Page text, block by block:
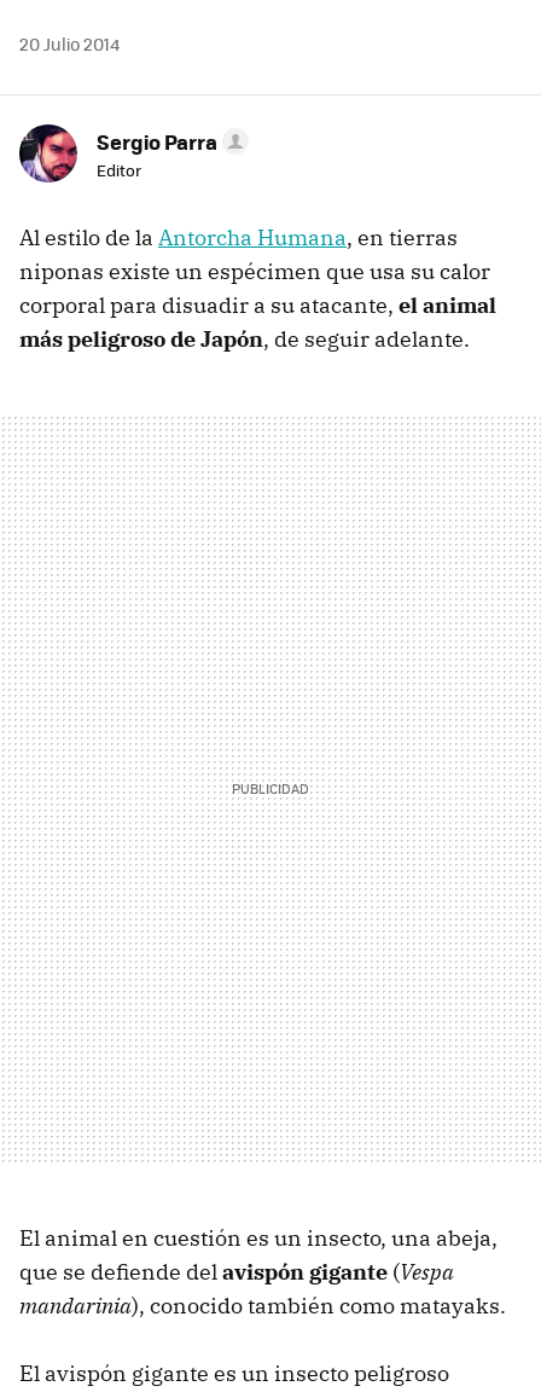
20 Julio 2014
Sergio Parra
Editor
Al estilo de la Antorcha Humana, en tierras
niponas existe un espécimen que usa su calor
corporal para disuadir a su atacante, el animal
más peligroso de Japón, de seguir adelante.
El animal en cuestión es un insecto, una abeja,
que se defiende delavispón gigante (Vespa
mandarinia), conocido también como matayaks.
El avispón gigante es un insecto peligroso